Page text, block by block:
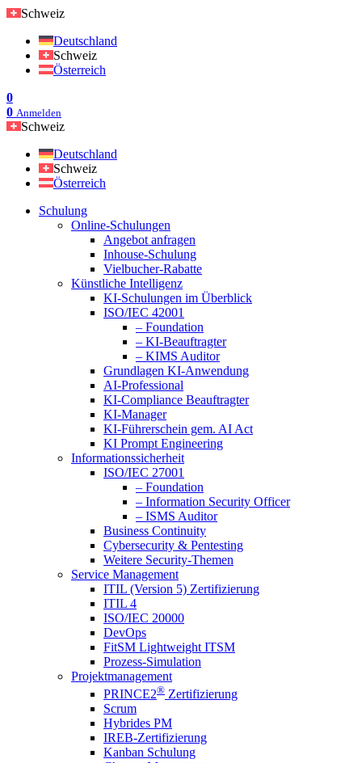
Schweiz
Deutschland
Schweiz
Österreich
0
0 Anmelden
Schweiz
Deutschland
Schweiz
Österreich
Schulung
Online-Schulungen
Angebot anfragen
Inhouse-Schulung
Vielbucher-Rabatte
Künstliche Intelligenz
KI-Schulungen im Überblick
ISO/IEC 42001
– Foundation
– KI-Beauftragter
– KIMS Auditor
Grundlagen KI-Anwendung
AI-Professional
KI-Compliance Beauftragter
KI-Manager
KI-Führerschein gem. AI Act
KI Prompt Engineering
Informationssicherheit
ISO/IEC 27001
– Foundation
– Information Security Officer
– ISMS Auditor
Business Continuity
Cybersecurity & Pentesting
Weitere Security-Themen
Service Management
ITIL (Version 5) Zertifizierung
ITIL 4
ISO/IEC 20000
DevOps
FitSM Lightweight ITSM
Prozess-Simulation
Projektmanagement
PRINCE2® Zertifizierung
Scrum
Hybrides PM
IREB-Zertifizierung
Kanban Schulung